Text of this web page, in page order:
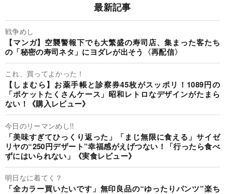
最新記事
戦争めし
【マンガ】空襲警報下でも大繁盛の寿司店、集まった客たち
の「秘密の寿司ネタ」にヨダレが出そう〈再配信〉
これ、買ってよかった！
【しまむら】お薬手帳と診察券45枚がスッポリ！1089円の
「ポケットたくさんケース」昭和レトロなデザインがたまら
ない！《購入レビュー》
今日のリーマンめし!!
「美味すぎてひっくり返った」「まじ無限に食える」サイゼ
リヤの“250円デザート”幸福感がえげつない！「行ったら食べ
ずにはいられない」《実食レビュー》
明日なに着てく？
「全カラー買いたいです」無印良品の“ゆったりパンツ”楽ち